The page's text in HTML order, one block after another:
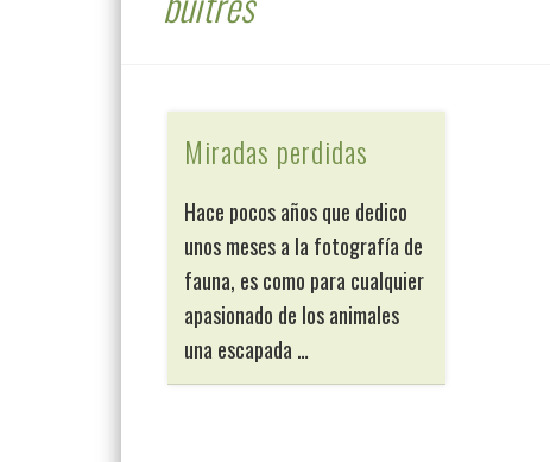
Miradas perdidas
Hace pocos años que dedico
unos meses a la fotografía de
fauna, es como para cualquier
apasionado de los animales
una escapada …